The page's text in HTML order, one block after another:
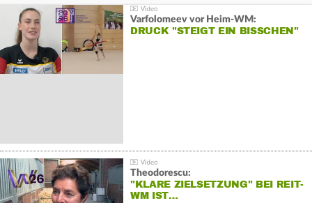
Varfolomeev vor Heim-WM:
DRUCK "STEIGT EIN BISSCHEN"
Theodorescu:
"KLARE ZIELSETZUNG" BEI REIT-
WM IST…